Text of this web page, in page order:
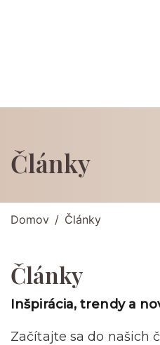
Články
Domov Články
Články
Inšpirácia, trendy a
Začítajte sa do našich